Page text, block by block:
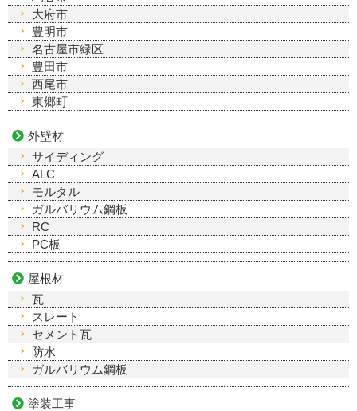
大府市
豊明市
名古屋市緑区
豊田市
西尾市
東郷町
外壁材
サイディング
ALC
モルタル
ガルバリウム鋼板
RC
PC板
屋根材
瓦
スレート
セメント瓦
防水
ガルバリウム鋼板
塗装工事